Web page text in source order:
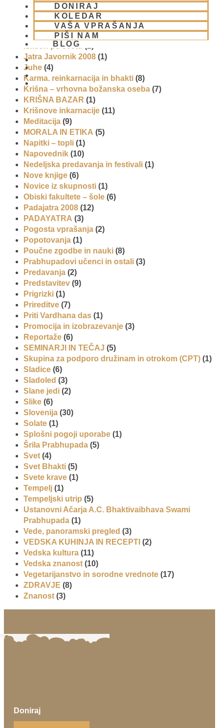
DONIRAJ
KOLEDAR
VAŠA VPRAŠANJA
PIŠI NAM
BLOG
01 431 21 24
Gita mahatmja(3)
Glasba(2)
Gledališke igre(1)
Intervjuji(8)
Iskcon po svetu
Jatra Javornik 2008 (1)
Juhe (4)
Karma, reinkarnacija in bhakti (8)
Krišna – vrhovna božanska oseba (7)
KRIŠNA BAZAR (1)
Krišnove inkarnacije (11)
Meditacija (9)
MORALA IN ETIKA (5)
Napitki – topli (1)
Napovednik (10)
Nedeljska predavanja in festivali (1)
Nove knjige (6)
Novice iz skupnosti (1)
Obiski fakultete – šole (6)
Padajatra 2008 (12)
PADAYATRA (3)
Pogosta vprašanja (2)
Popotovanja (1)
Poučne zgodbe in nauki (8)
Prabhupadovi učenci in ostali (3)
Predavanja (2)
Predstavitev (9)
Prigrizki (1)
Prireditve (7)
Priti Vardhana das (1)
Promocija in izobrazevanje (3)
Reportaže (6)
SEMINARJI IN TEČAJ (5)
Skupina za podporo družinam in otrokom (CPT) (1)
Sladice (6)
Sladoled (3)
Slane jedi (2)
Slike (6)
Slovenija (30)
Solate (1)
Splošni pogoji uporabe (1)
Šrila Prabhupada (5)
Svet (4)
Svet Bhakti (5)
Svete krave (1)
Tempelj (1)
Tempeljski utrip (5)
Ustanovni Ačarja A.C. Bhaktivaibhava Swami
Prabhupada (1)
Vede, panoramski pregled (3)
VEDSKA KUHINJA IN RECEPTI (2)
Vedska kultura (11)
Vedska znanost (10)
Vegetarijanstvo in sorodne vrednote (17)
ZDRAVJE (8)
Znanost (3)
Doniraj